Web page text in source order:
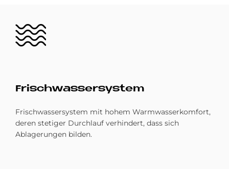
Bild
Frisch­was­ser­sy­stem
Frischwassersystem mit hohem Warmwasserkomfort,
deren stetiger Durchlauf verhindert, dass sich
Ablagerungen bilden.